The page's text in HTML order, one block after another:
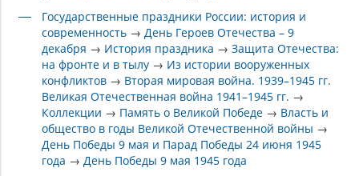
Государственные праздники России: история и
современность →День Героев Отечества – 9
декабря → История праздника →Защита Отечества:
на фронте и в тылу → Из истории вооруженных
конфликтов → Вторая мировая война. 1939–1945 гг.
Великая Отечественная война 1941–1945 гг. →
Коллекции → Память о Великой Победе → Власть и
общество в годы Великой Отечественной войны →
День Победы 9 мая и Парад Победы 24 июня 1945
года →День Победы 9 мая 1945 года